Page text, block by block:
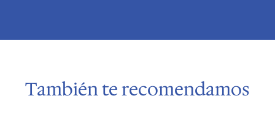
También te recomendamos
Productos relacionados